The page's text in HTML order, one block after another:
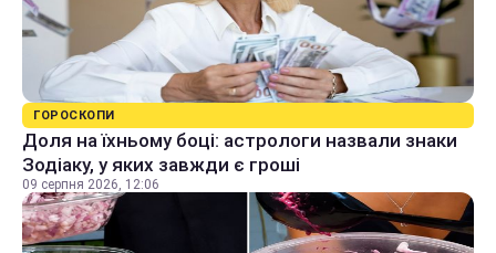
ГОРОСКОПИ
Доля на їхньому боці: астрологи назвали знаки
Зодіаку, у яких завжди є гроші
09 серпня 2026, 12:06